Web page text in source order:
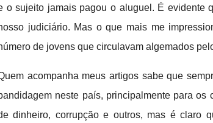
o sujeito jamais pagou o aluguel. É evidente
judiciário. Mas o que mais me
de jovens que circulavam algemados
acompanha meus artigos sabe que
neste país, principalmente para os
dinheiro, corrupção e outros, mas é claro